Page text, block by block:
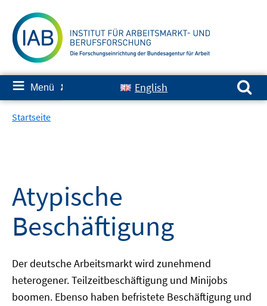
zum
Inhalt
≡ Menü ✘ English
Suchen nach:
Startseite
Atypische
Beschäftigung
Der deutsche Arbeitsmarkt wird zunehmend
heterogener. Teilzeitbeschäftigung und Minijobs
boomen. Ebenso haben befristete Beschäftigung und